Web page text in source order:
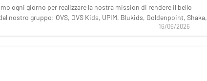
ogni giorno per realizzare la nostra mission di rendere il bello
gruppo: OVS, OVS Kids, UPIM, Blukids, Goldenpoint, Shaka,
16/06/2026